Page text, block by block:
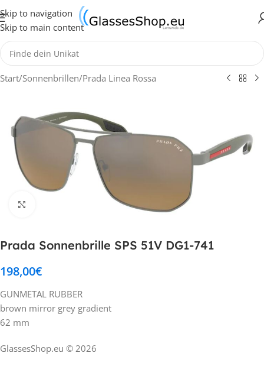
Skip to navigation
Skip to main content
Start/Sonnenbrillen/Prada Linea Rossa
Klick zum Vergrößern
Prada Sonnenbrille SPS 51V DG1-741
198,00€
GUNMETAL RUBBER
brown mirror grey gradient
62 mm
GlassesShop.eu © 2026